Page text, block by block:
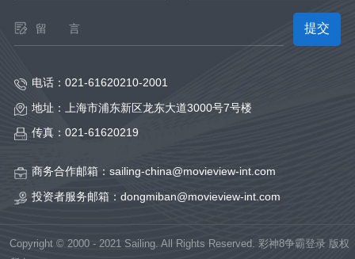
电话： 021-61620210-2001
地址：
上海市浦东新区龙东大道3000号7号楼
传真： 021-61620219
商务合作邮箱： sailing-china@movieview-int.com
投资者服务邮箱： dongmiban@movieview-int.com
Copyright © 2000 - 2021 Sailing. All Rights Reserved. 彩神8争霸登录 版权